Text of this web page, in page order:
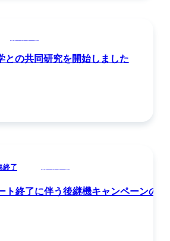
との共同研究を開始しました
終了
ト終了に伴う後継機キャンペーンの